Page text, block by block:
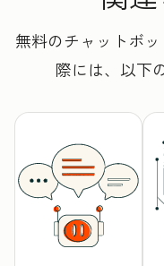
無料のチャットボ
際には、以下